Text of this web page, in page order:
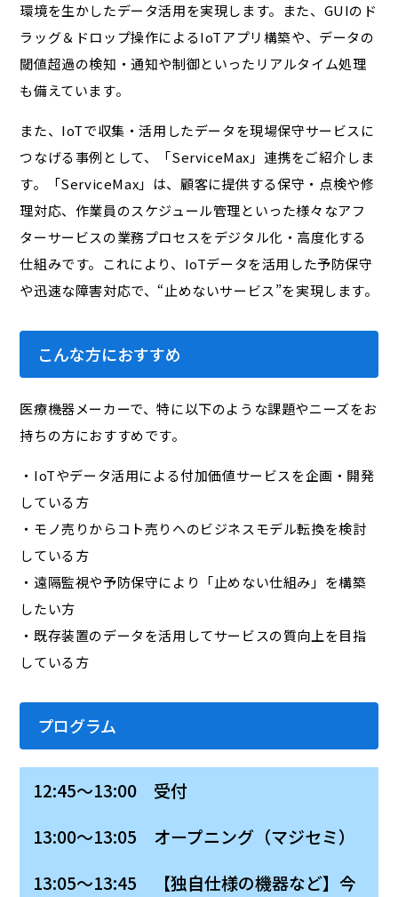
環境を生かしたデータ活用を実現します。また、GUIのド
ラッグ＆ドロップ操作によるIoTアプリ構築や、データの
閾値超過の検知・通知や制御といったリアルタイム処理
も備えています。
また、IoTで収集・活用したデータを現場保守サービスに
つなげる事例として、「ServiceMax」連携をご紹介しま
す。「ServiceMax」は、顧客に提供する保守・点検や修
理対応、作業員のスケジュール管理といった様々なアフ
ターサービスの業務プロセスをデジタル化・高度化する
仕組みです。これにより、IoTデータを活用した予防保守
や迅速な障害対応で、“止めないサービス”を実現します。
こんな方におすすめ
医療機器メーカーで、特に以下のような課題やニーズをお
持ちの方におすすめです。
・IoTやデータ活用による付加価値サービスを企画・開発
している方
・モノ売りからコト売りへのビジネスモデル転換を検討
している方
・遠隔監視や予防保守により「止めない仕組み」を構築
したい方
・既存装置のデータを活用してサービスの質向上を目指
している方
プログラム
12:45～13:00 受付
13:00～13:05 オープニング（マジセミ）
13:05～13:45 【独自仕様の機器など】今